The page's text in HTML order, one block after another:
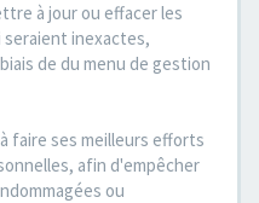
à jour ou effacer les
inexactes,
de du menu de gestion
faire ses meilleurs efforts
afin d'empêcher
ou